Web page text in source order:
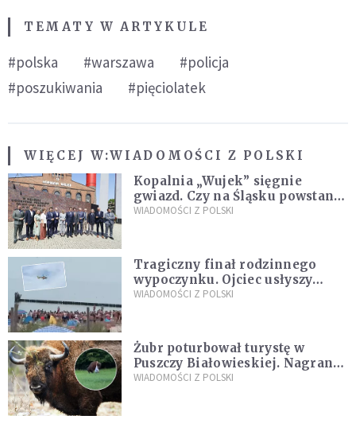
TEMATY W ARTYKULE
#polska #warszawa
#policja
#poszukiwania
#pięciolatek
WIĘCEJ W:WIADOMOŚCI Z POLSKI
Kopalnia „Wujek” sięgnie
gwiazd. Czy na Śląsku powstanie
„Dolina Krzemowa”?
WIADOMOŚCI Z POLSKI
Tragiczny finał rodzinnego
wypoczynku. Ojciec usłyszy
zarzuty
WIADOMOŚCI Z POLSKI
Żubr poturbował turystę w
Puszczy Białowieskiej. Nagranie
daje do myślenia
WIADOMOŚCI Z POLSKI